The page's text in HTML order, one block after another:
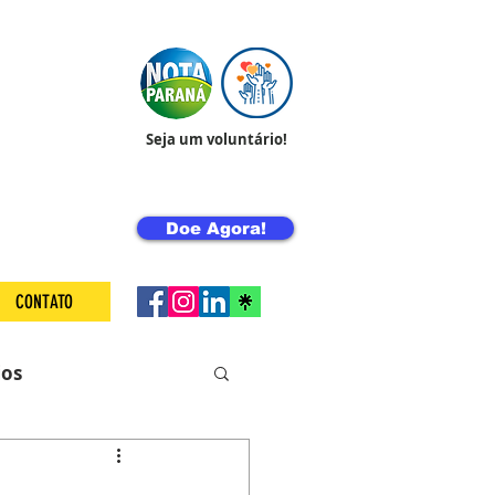
CONTATO
Seja um voluntário!
Doe Agora!